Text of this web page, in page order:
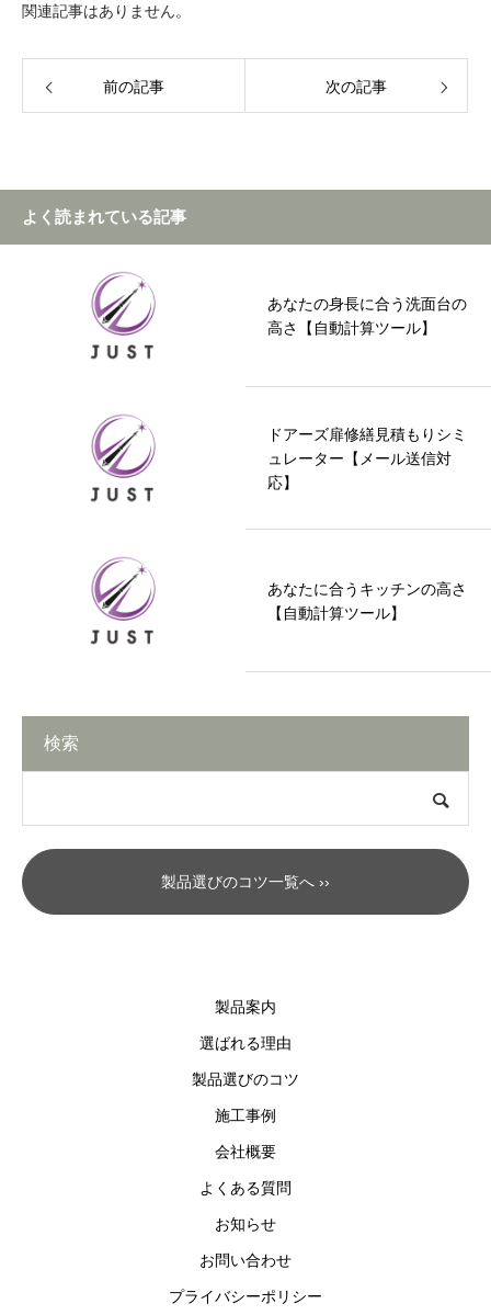
関連記事はありません。
前の記事 次の記事
よく読まれている記事
あなたの身長に合う洗面台の
高さ【自動計算ツール】
ドアーズ扉修繕見積もりシミ
ュレーター【メール送信対
応】
あなたに合うキッチンの高さ
【自動計算ツール】
検索
製品選びのコツ一覧へ ››
製品案内
選ばれる理由
製品選びのコツ
施工事例
会社概要
よくある質問
お知らせ
お問い合わせ
プライバシーポリシー